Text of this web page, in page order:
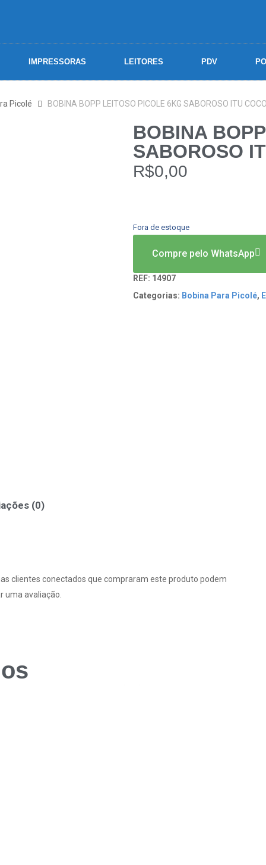
IMPRESSORAS LEITORES PDV
Picolé BOBINA BOPP LEITOSO PICOLE 6KG SABOROSO ITU
BOBINA
SABOROSO
R$0,00
Fora de estoque
Compre pelo WhatsApp
REF: 14907
Categorias: Bobina Para Picolé,
(0)
clientes conectados que compraram este produto podem
uma avaliação.